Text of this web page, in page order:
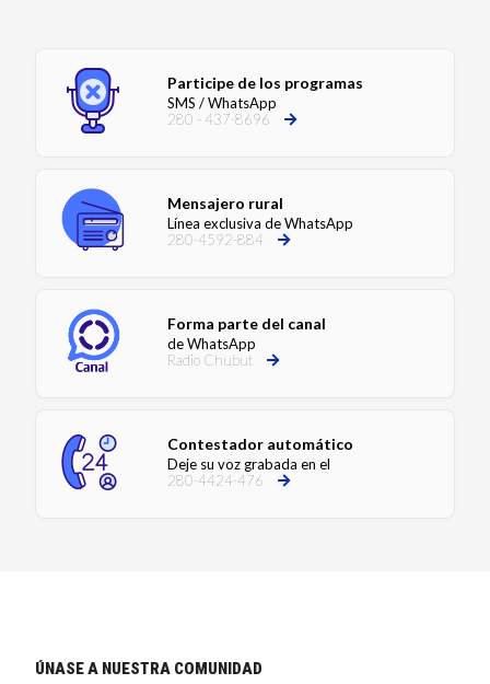
Participe de los programas
SMS / WhatsApp
280 - 437-8696
Mensajero rural
Línea exclusiva de WhatsApp
280-4592-884
Forma parte del canal
de WhatsApp
Radio Chubut
Contestador automático
Deje su voz grabada en el
280-4424-476
ÚNASE A NUESTRA COMUNIDAD